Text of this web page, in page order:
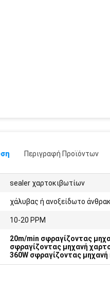
Περιγραφή Προϊόντων
sealer χαρτοκιβωτίων
χάλυβας ή ανοξείδωτο
10-20 PPM
20m/min σφραγίζοντας
σφραγίζοντας μηχανή
360W σφραγίζοντας